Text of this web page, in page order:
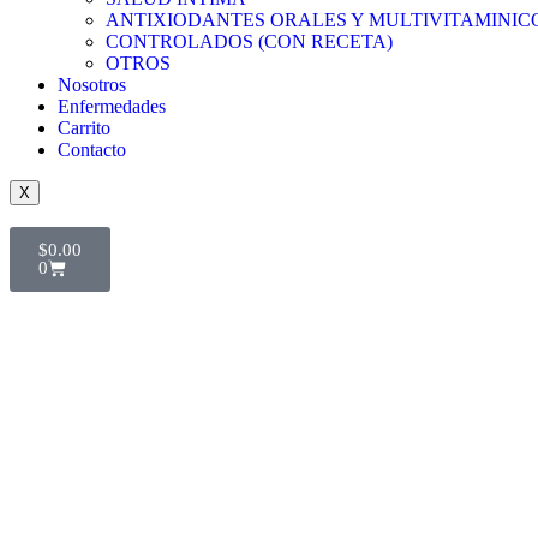
ANTIXIODANTES ORALES Y
CONTROLADOS (CON RECETA)
OTROS
Nosotros
Enfermedades
Carrito
Contacto
X
$0.00
0